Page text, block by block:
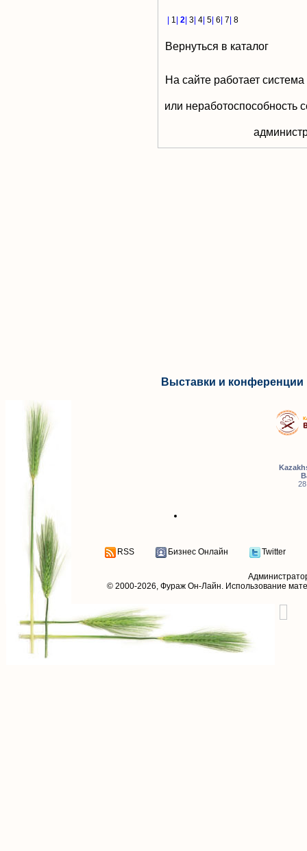
1 2 3 4 5 6 7 8
Вернуться в каталог
На сайте работает
или неработоспособность
Выставки и конференции
RSS Бизнес Онлайн Twitter
© 2000-2026, Фураж Он-Лайн. Использование